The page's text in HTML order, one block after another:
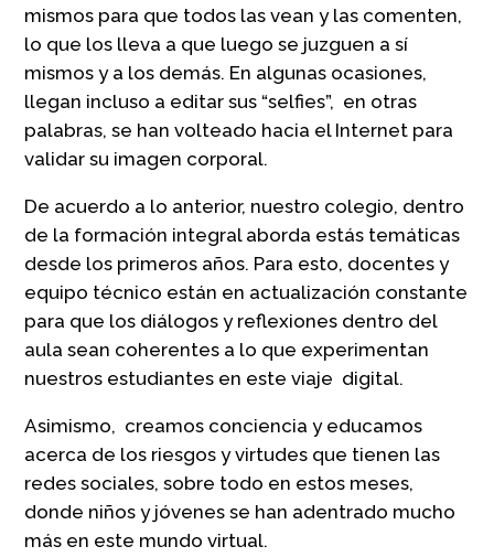
mismos para que todos las vean y las comenten,
lo que los lleva a que luego se juzguen a sí
mismos y a los demás. En algunas ocasiones,
llegan incluso a editar sus “selfies”, en otras
palabras, se han volteado hacia el Internet para
validar su imagen corporal.
De acuerdo a lo anterior, nuestro colegio, dentro
de la formación integral aborda estás temáticas
desde los primeros años. Para esto, docentes y
equipo técnico están en actualización constante
para que los diálogos y reflexiones dentro del
aula sean coherentes a lo que experimentan
nuestros estudiantes en este viaje digital.
Asimismo, creamos conciencia y educamos
acerca de los riesgos y virtudes que tienen las
redes sociales, sobre todo en estos meses,
donde niños y jóvenes se han adentrado mucho
más en este mundo virtual.